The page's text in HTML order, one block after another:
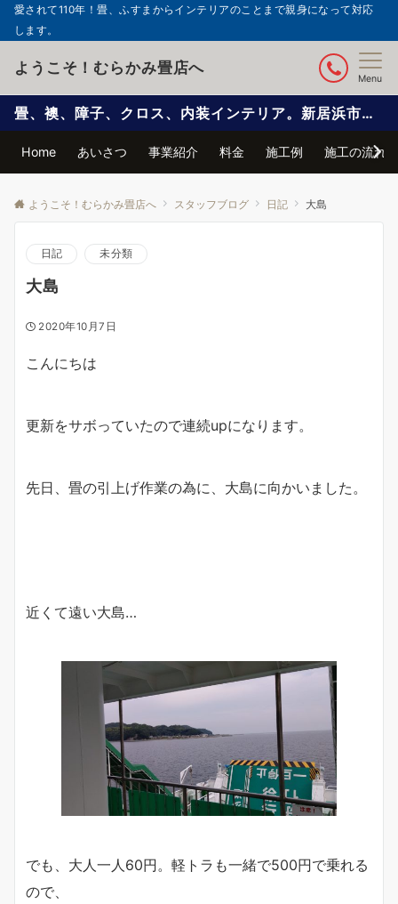
愛されて110年！畳、ふすまからインテリアのことまで親身になって対応
します。
ようこそ！むらかみ畳店へ
Menu
畳、襖、障子、クロス、内装インテリア。新居浜市で信頼と実績の自社施工
Home あいさつ 事業紹介 料金 施工例 施工の流れ
ようこそ！むらかみ畳店へ スタッフブログ 日記 大島
日記 未分類
大島
2020年10月7日
こんにちは
更新をサボっていたので連続upになります。
先日、畳の引上げ作業の為に、大島に向かいました。
近くて遠い大島…
でも、大人一人60円。軽トラも一緒で500円で乗れる
ので、